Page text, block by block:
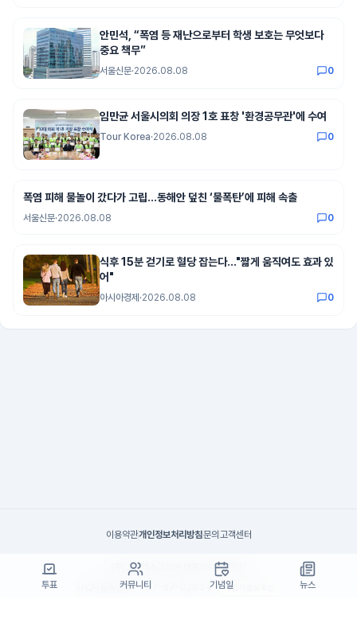
안민석, “폭염 등 재난으로부터 학생 보호는 무엇보다
중요 책무”
서울신문·2026.08.08 0
임만균 서울시의회 의장 1호 표창 '환경공무관'에 수여
Tour Korea·2026.08.08 0
폭염 피해 물놀이 갔다가 고립…동해안 덮친 ‘물폭탄’에 피해 속출
서울신문·2026.08.08 0
식후 15분 걷기로 혈당 잡는다…"짧게 움직여도 효과 있
어"
아시아경제·2026.08.08 0
이용약관개인정보처리방침문의 고객센터
(주)고투엑스코리아 대표이사 : 김일신
사업자등록번호 : 737-87-02834
사업자정보확인
투표 커뮤니티 기념일 뉴스